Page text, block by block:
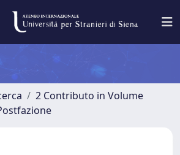
2 Contributo in Volume